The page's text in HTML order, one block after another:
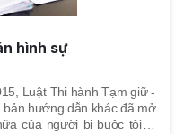
hình sự
Luật Thi hành Tạm giữ -
hướng dẫn khác đã mở
của người bị buộc tội là